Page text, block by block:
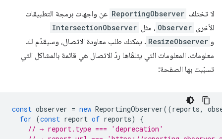
لا تختلف ReportingObserver عن واجهات برمجة التطبيقات
الأخرى Observer ، مثل IntersectionObserver
و ResizeObserver . يمكنك طلب معاودة الاتصال، وسيقدّم لك
معلومات. المعلومات التي يتلقّاها ردّ الاتصال هي قائمة بالمشاكل التي
تسبّبت بها الصفحة:
const observer = new ReportingObserver((reports,
for (const report of reports)
{
// → report.type === 'deprecation'